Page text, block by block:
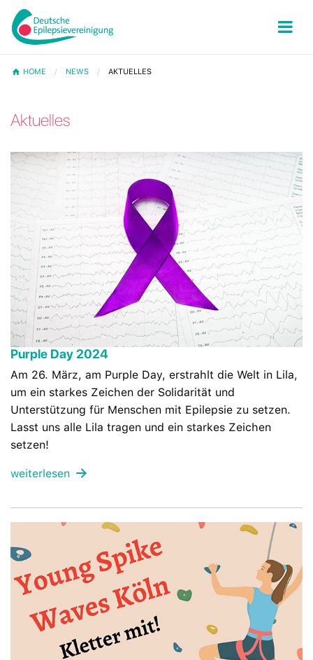
HOME NEWS AKTUELLES
Aktuelles
Purple Day 2024
Am 26. März, am Purple Day, erstrahlt die Welt in Lila,
um ein starkes Zeichen der Solidarität und
Unterstützung für Menschen mit Epilepsie zu setzen.
Lasst uns alle Lila tragen und ein starkes Zeichen
setzen!
weiterlesen